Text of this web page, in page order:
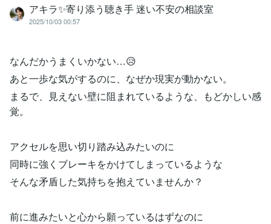
アキラ✨寄り添う聴き手 迷い不安の相談室
2025/10/03 00:57
なんだかうまくいかない…😥
あと一歩な気がするのに、なぜか現実が動かない。
まるで、見えない壁に阻まれているような、もどかしい感
覚。
アクセルを思い切り踏み込みたいのに
同時に強くブレーキをかけてしまっているような
そんな矛盾した気持ちを抱えていませんか？
前に進みたいと心から願っているはずなのに